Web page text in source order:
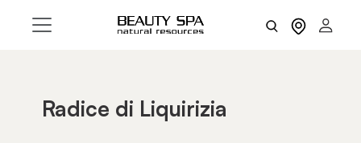
Radice di Liquirizia